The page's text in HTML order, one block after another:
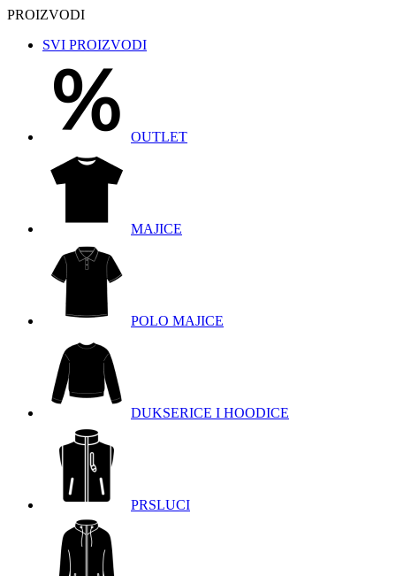
PROIZVODI
SVI PROIZVODI
OUTLET
MAJICE
POLO MAJICE
DUKSERICE I HOODICE
PRSLUCI